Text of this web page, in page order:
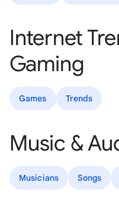
Internet
Gaming
Games Trends
Music &
Musicians Songs